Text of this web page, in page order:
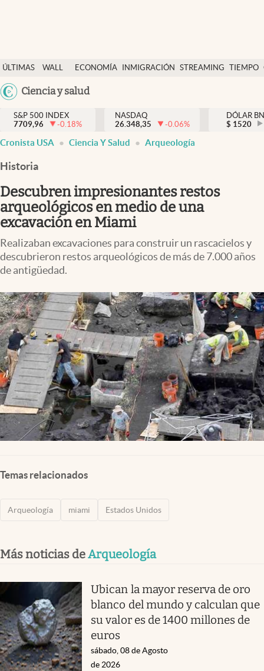
ÚLTIMAS
NOTICIAS
WALL
DÓLAR
ECONOMÍA INMIGRACIÓN STREAMING TIEMPO
México
Ciencia y salud
Finanzas y economía
Wall Street y dólar
Inmigración
Espiritual
Streaming
PC y mobile
Lifestyle
USA
S&P 500 INDEX
7709,96
-0.18%
NASDAQ
26.348,35
-0.06%
DÓLAR
$ 1520
Cronista USA Ciencia Y Salud Arqueología
Historia
Descubren impresionantes restos
arqueológicos en medio de una
excavación en Miami
Realizaban excavaciones para construir un rascacielos y
descubrieron restos arqueológicos de más de 7.000 años
de antigüedad.
Temas relacionados
Arqueología miami Estados Unidos
Más noticias deArqueología
Ubican la mayor reserva de oro
blanco del mundo y calculan que
su valor es de 1400 millones de
euros
sábado, 08 de Agosto
de 2026